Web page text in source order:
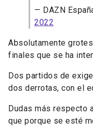
— DAZN
2022
Absolutamente
finales que se ha
Dos partidos de
dos derrotas, con el
Dudas más respecto
que porque se esté